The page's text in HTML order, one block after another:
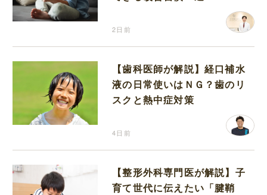
2日前
【歯科医師が解説】経口補水
液の日常使いはＮＧ？歯のリ
スクと熱中症対策
4日前
【整形外科専門医が解説】子
育て世代に伝えたい「腱鞘